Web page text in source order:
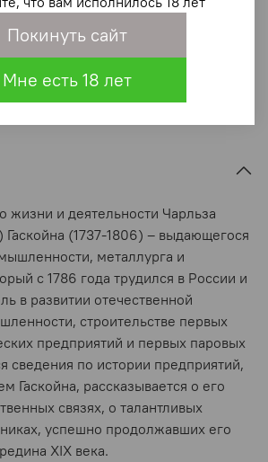
В избранное
жизни и деятельности Чарльза
Гаскойна (1737-1806) – выдающегося
металлурга и
с 1786 года трудился в России и
в развитии отечественной
строительстве первых
предприятий и первых паровых
сведения по истории предприятий,
Гаскойна, рассказывается о его
связях, о талантливых
успешно продолжавших его
XIX века.
Покинуть сайт
Мне есть 18 лет